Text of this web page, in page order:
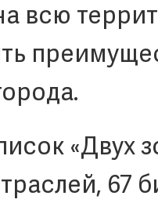
всю
«Двух
67